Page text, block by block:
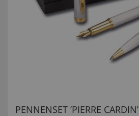
PENNENSET ’PIERRE CARDIN’